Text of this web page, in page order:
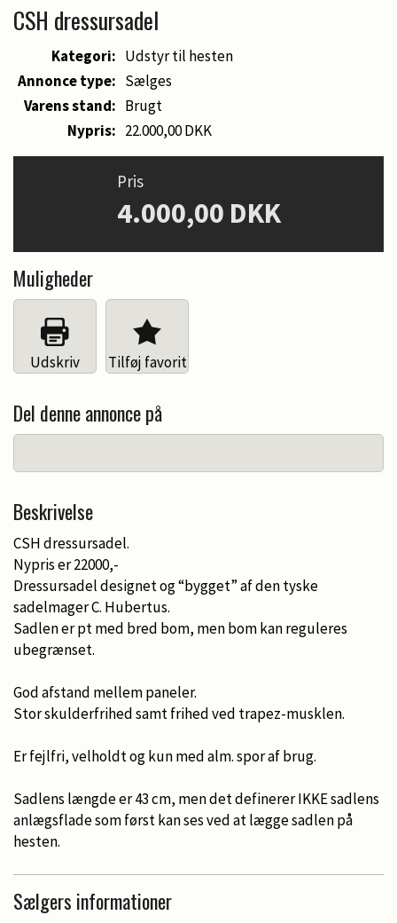
CSH dressursadel
Kategori: Udstyr til hesten
Annonce type: Sælges
Varens stand: Brugt
Nypris: 22.000,00 DKK
Pris
4.000,00 DKK
Muligheder
Udskriv Tilføj favorit
Del denne annonce på
Beskrivelse
CSH dressursadel.
Nypris er 22000,-
Dressursadel designet og “bygget” af den tyske
sadelmager C. Hubertus.
Sadlen er pt med bred bom, men bom kan reguleres
ubegrænset.
God afstand mellem paneler.
Stor skulderfrihed samt frihed ved trapez-musklen.
Er fejlfri, velholdt og kun med alm. spor af brug.
Sadlens længde er 43 cm, men det definerer IKKE sadlens
anlægsflade som først kan ses ved at lægge sadlen på
hesten.
Sælgers informationer